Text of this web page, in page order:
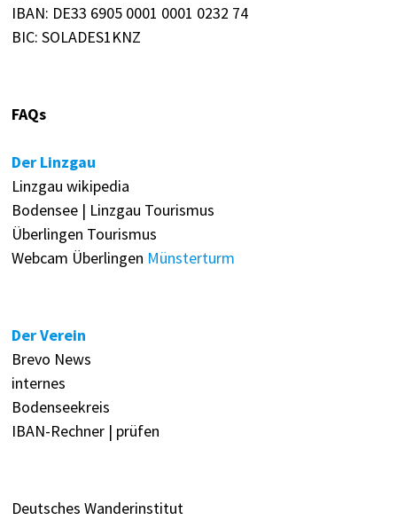
IBAN: DE33 6905 0001 0001 0232 74
BIC: SOLADES1KNZ
FAQs
Der Linzgau
Linzgau wikipedia
Bodensee | Linzgau Tourismus
Überlingen Tourismus
Webcam Überlingen Münsterturm
Der Verein
Brevo News
internes
Bodenseekreis
IBAN-Rechner | prüfen
Deutsches Wanderinstitut